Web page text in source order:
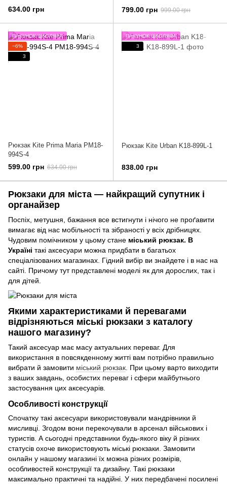
634.00 грн 799.00 грн 999.00 грн
ПАКУНОК ШКОЛЯРА
−6%
3
Рюкзак Kite Prima Maria PM18-
994S-4
599.00 грн 634.00 грн
ПАКУНОК ШКОЛЯРА
3
Рюкзак Kite Urban K18-899L-1
838.00 грн
Рюкзаки для міста — найкращий супутник і
органайзер
Поспіх, метушня, бажання все встигнути і нічого не проґавити
вимагає від нас мобільності та зібраності у всіх дрібницях.
Чудовим помічником у цьому стане міський рюкзак. В
Україні такі аксесуари можна придбати в багатьох
спеціалізованих магазинах. Гідний вибір ви знайдете і в нас на
сайті. Причому тут представлені моделі як для дорослих, так і
для дітей.
Якими характеристиками й перевагами
відрізняються міські рюкзаки з каталогу
нашого магазину?
Такий аксесуар має масу актуальних переваг. Для
використання в повсякденному житті вам потрібно правильно
вибрати й замовити міський рюкзак. При цьому варто виходити
з ваших завдань, особистих переваг і сфери майбутнього
застосування цих аксесуарів.
Особливості конструкції
Спочатку такі аксесуари використовували мандрівники й
мисливці. Згодом вони перекочували в арсенал військових і
туристів. А сьогодні представники будь-якого віку й різних
статусів охоче використовують міські рюкзаки. Замовити
онлайн у нашому магазині їх можна різних розмірів,
особливостей конструкції та дизайну. Такі рюкзаки
максимально практичні та надійні. У них передбачені посилені